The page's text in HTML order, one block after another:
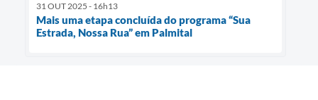
31 OUT 2025 - 16h13
Mais uma etapa concluída do programa “Sua
Estrada, Nossa Rua” em Palmital